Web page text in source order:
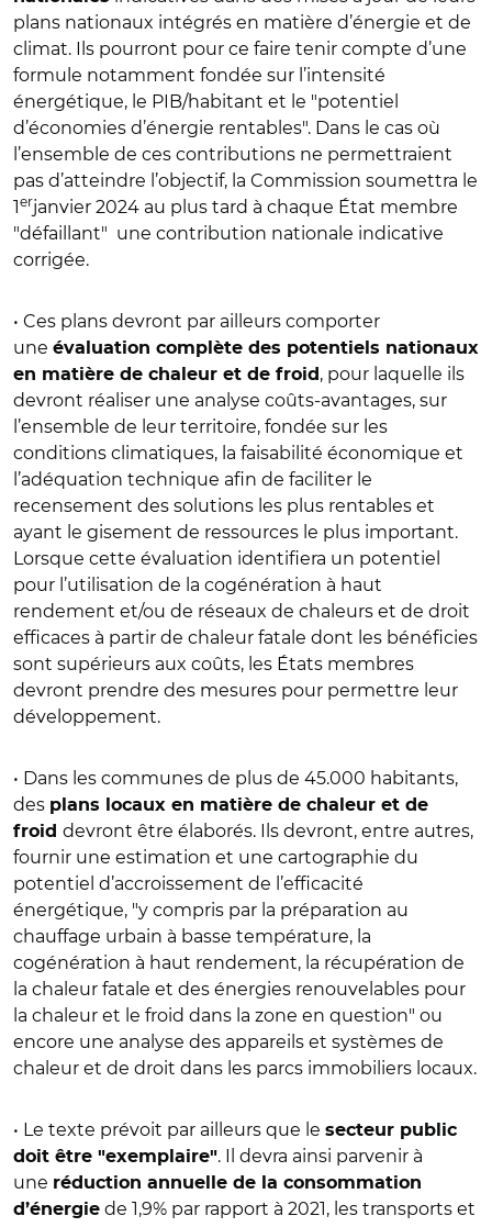
plans nationaux intégrés en matière d’énergie et de
climat. Ils pourront pour ce faire tenir compte d’une
formule notamment fondée sur l’intensité
énergétique, le PIB/habitant et le "potentiel
d’économies d’énergie rentables". Dans le cas où
l’ensemble de ces contributions ne permettraient
pas d’atteindre l’objectif, la Commission soumettra le
1erjanvier 2024 au plus tard à chaque État membre
"défaillant" une contribution nationale indicative
corrigée.
• Ces plans devront par ailleurs comporter
une évaluation complète des potentiels nationaux
en matière de chaleur et de froid , pour laquelle ils
devront réaliser une analyse coûts-avantages, sur
l’ensemble de leur territoire, fondée sur les
conditions climatiques, la faisabilité économique et
l’adéquation technique afin de faciliter le
recensement des solutions les plus rentables et
ayant le gisement de ressources le plus important.
Lorsque cette évaluation identifiera un potentiel
pour l’utilisation de la cogénération à haut
rendement et/ou de réseaux de chaleurs et de droit
efficaces à partir de chaleur fatale dont les bénéficies
sont supérieurs aux coûts, les États membres
devront prendre des mesures pour permettre leur
développement.
• Dans les communes de plus de 45.000 habitants,
des plans locaux en matière de chaleur et de
froid devront être élaborés. Ils devront, entre autres,
fournir une estimation et une cartographie du
potentiel d’accroissement de l’efficacité
énergétique, "y compris par la préparation au
chauffage urbain à basse température, la
cogénération à haut rendement, la récupération de
la chaleur fatale et des énergies renouvelables pour
la chaleur et le froid dans la zone en question" ou
encore une analyse des appareils et systèmes de
chaleur et de droit dans les parcs immobiliers locaux.
• Le texte prévoit par ailleurs que le secteur public
doit être "exemplaire". Il devra ainsi parvenir à
une réduction annuelle de la consommation
d’énergie de 1,9% par rapport à 2021, les transports et